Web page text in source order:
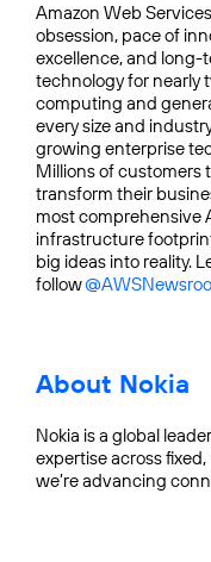
Amazon Web
obsession, pace of
excellence, and long-
technology for nearly
computing and
every size and
growing enterprise
Millions of customers
transform their
most comprehensive
infrastructure
big ideas into reality.
follow
About Nokia
Nokia is a global
expertise across
we’re advancing